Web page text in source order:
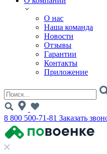
О нас
Наша команда
Новости
Отзывы
Гарантии
Контакты
Приложение
8 800 500-71-81 Заказать